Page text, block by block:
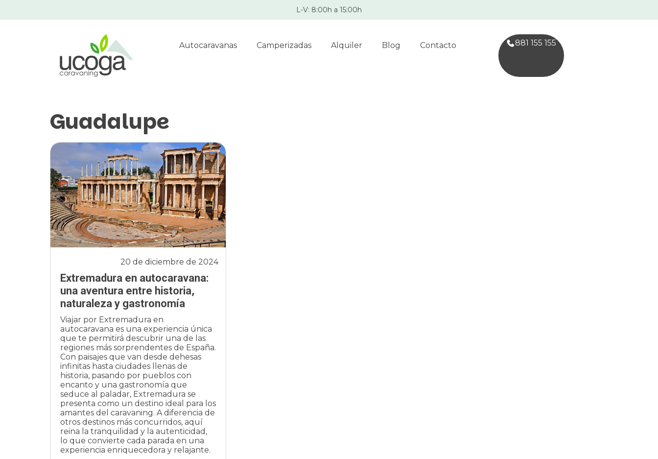
L-V: 8:00h a 15:00h
Autocaravanas Camperizadas Alquiler Blog Contacto 881 155 155
Guadalupe
Extremadura en autocaravana:
una aventura entre historia,
naturaleza y gastronomía
20 de diciembre de 2024
Viajar por Extremadura en
autocaravana es una experiencia única
que te permitirá descubrir una de las
regiones más sorprendentes de España.
Con paisajes que van desde dehesas
infinitas hasta ciudades llenas de
historia, pasando por pueblos con
encanto y una gastronomía que
seduce al paladar, Extremadura se
presenta como un destino ideal para los
amantes del caravaning. A diferencia de
otros destinos más concurridos, aquí
reina la tranquilidad y la autenticidad,
lo que convierte cada parada en una
experiencia enriquecedora y relajante.